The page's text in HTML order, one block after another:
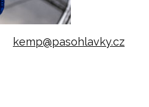
kemp@pasohlavky.cz